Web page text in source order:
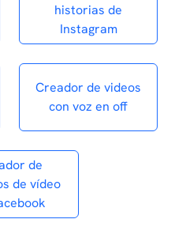
historias de
Instagram
Creador de videos
con voz en off
de
de vídeo